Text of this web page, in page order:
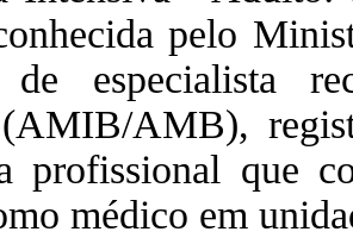
pelo
especialista
AMB),
profissional que
médico em